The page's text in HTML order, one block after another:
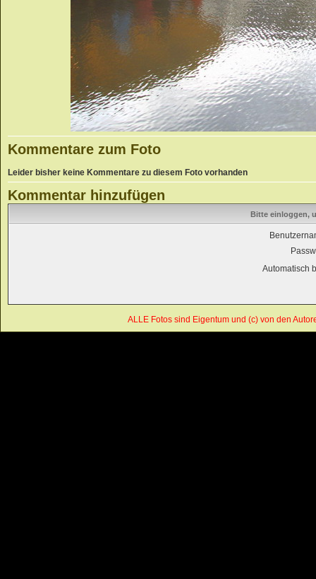
Kommentare zum Foto
Leider bisher keine Kommentare zu diesem Foto vorhanden
Kommentar hinzufügen
Bitte einloggen,
Automatisch
ALLE Fotos sind Eigentum und (c) von den